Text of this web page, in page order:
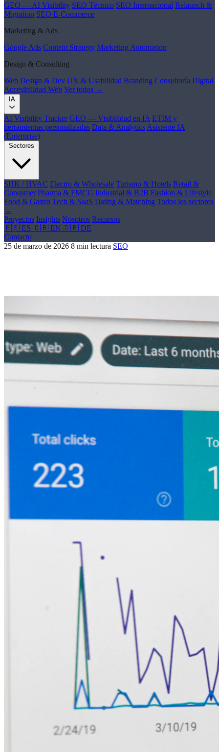
GEO — AI Visibility SEO Técnico SEO Internacional Relaunch &
Migration SEO E-Commerce
Marketing & Ads
Google Ads Content Strategy Marketing Automation
Design & Consulting
Web Design & Dev UX & Usabilidad Branding Consultoría Digital
Accesibilidad Web Ver todos →
IA
AI Visibility Tracker GEO — Visibilidad en IA ETIM y
herramientas personalizadas Data & Analytics Asistente IA
(Enterprise)
Sectores
SHK / HVAC Electro & Wholesale Turismo & Hotels Retail &
Consumer Pharma & FMCG Industrial & B2B Fashion & Lifestyle
Food & Gastro Tech & SaaS Dating & Matching Todos los sectores
→
Proyectos Insights Nosotros Recursos
🇪🇸 ES 🇬🇧 EN 🇩🇪 DE
Contacto
25 de marzo de 2026 8 min lectura SEO